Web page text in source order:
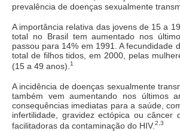
prevalência de doenças sexualmente
A importância relativa das jovens de 15 a
total no Brasil tem aumentado nos
passou para 14% em 1991. A fecundidade
total de filhos tidos, em 2000, pelas
(15 a 49 anos). 1
A incidência de doenças sexualmente
também vem aumentando nos últimos
consequências imediatas para a saúde,
infertilidade, gravidez ectópica ou
facilitadoras da contaminação do HIV. 2,3